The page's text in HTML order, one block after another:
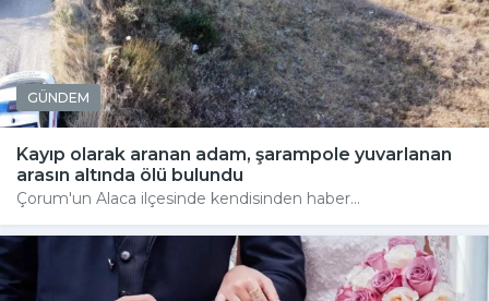
GÜNDEM
Kayıp olarak aranan adam, şarampole yuvarlanan
arasın altında ölü bulundu
Çorum'un Alaca ilçesinde kendisinden haber...